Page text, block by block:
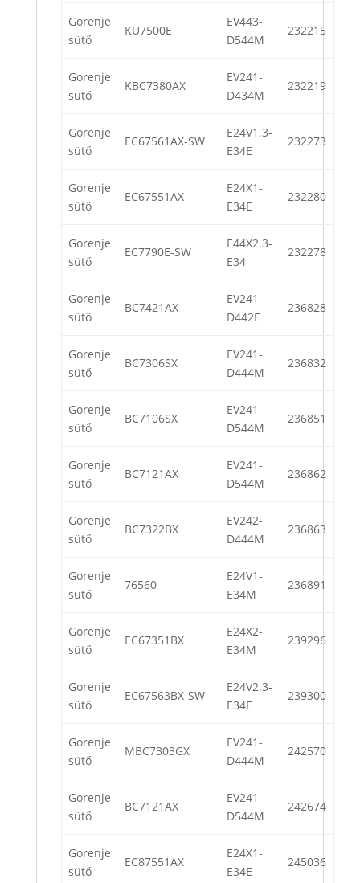
Gorenje
sütő
KU7500E
EV443-
D544M
232215
Gorenje
sütő
KBC7380AX
EV241-
D434M
232219
Gorenje
sütő
EC67561AX-SW
E24V1.3-
E34E
232273
Gorenje
sütő
EC67551AX
E24X1-
E34E
232280
Gorenje
sütő
EC7790E-SW
E44X2.3-
E34
232278
Gorenje
sütő
BC7421AX
EV241-
D442E
236828
Gorenje
sütő
BC7306SX
EV241-
D444M
236832
Gorenje
sütő
BC7106SX
EV241-
D544M
236851
Gorenje
sütő
BC7121AX
EV241-
D544M
236862
Gorenje
sütő
BC7322BX
EV242-
D444M
236863
Gorenje
sütő
76560
E24V1-
E34M
236891
Gorenje
sütő
EC67351BX
E24X2-
E34M
239296
Gorenje
sütő
EC67563BX-SW
E24V2.3-
E34E
239300
Gorenje
sütő
MBC7303GX
EV241-
D444M
242570
Gorenje
sütő
BC7121AX
EV241-
D544M
242674
Gorenje
sütő
EC87551AX
E24X1-
E34E
245036